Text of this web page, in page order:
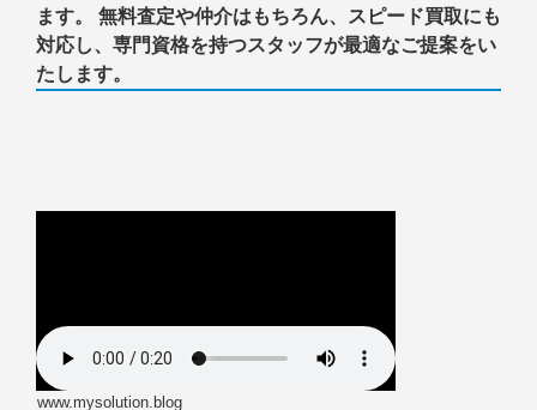
ます。 無料査定や仲介はもちろん、スピード買取にも
対応し、専門資格を持つスタッフが最適なご提案をい
たします。
www.mysolution.blog